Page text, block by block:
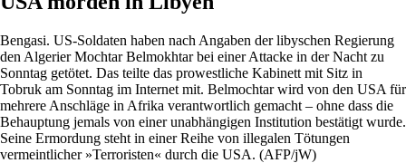
Bengasi. US-Soldaten haben nach Angaben der libyschen Regierung
den Algerier Mochtar Belmokhtar bei einer Attacke in der Nacht zu
Sonntag getötet. Das teilte das prowestliche Kabinett mit Sitz in
Tobruk am Sonntag im Internet mit. Belmochtar wird von den USA für
mehrere Anschläge in Afrika verantwortlich gemacht – ohne dass die
Behauptung jemals von einer unabhängigen Institution bestätigt wurde.
Seine Ermordung steht in einer Reihe von illegalen Tötungen
vermeintlicher »Terroristen« durch die USA. (AFP/jW)